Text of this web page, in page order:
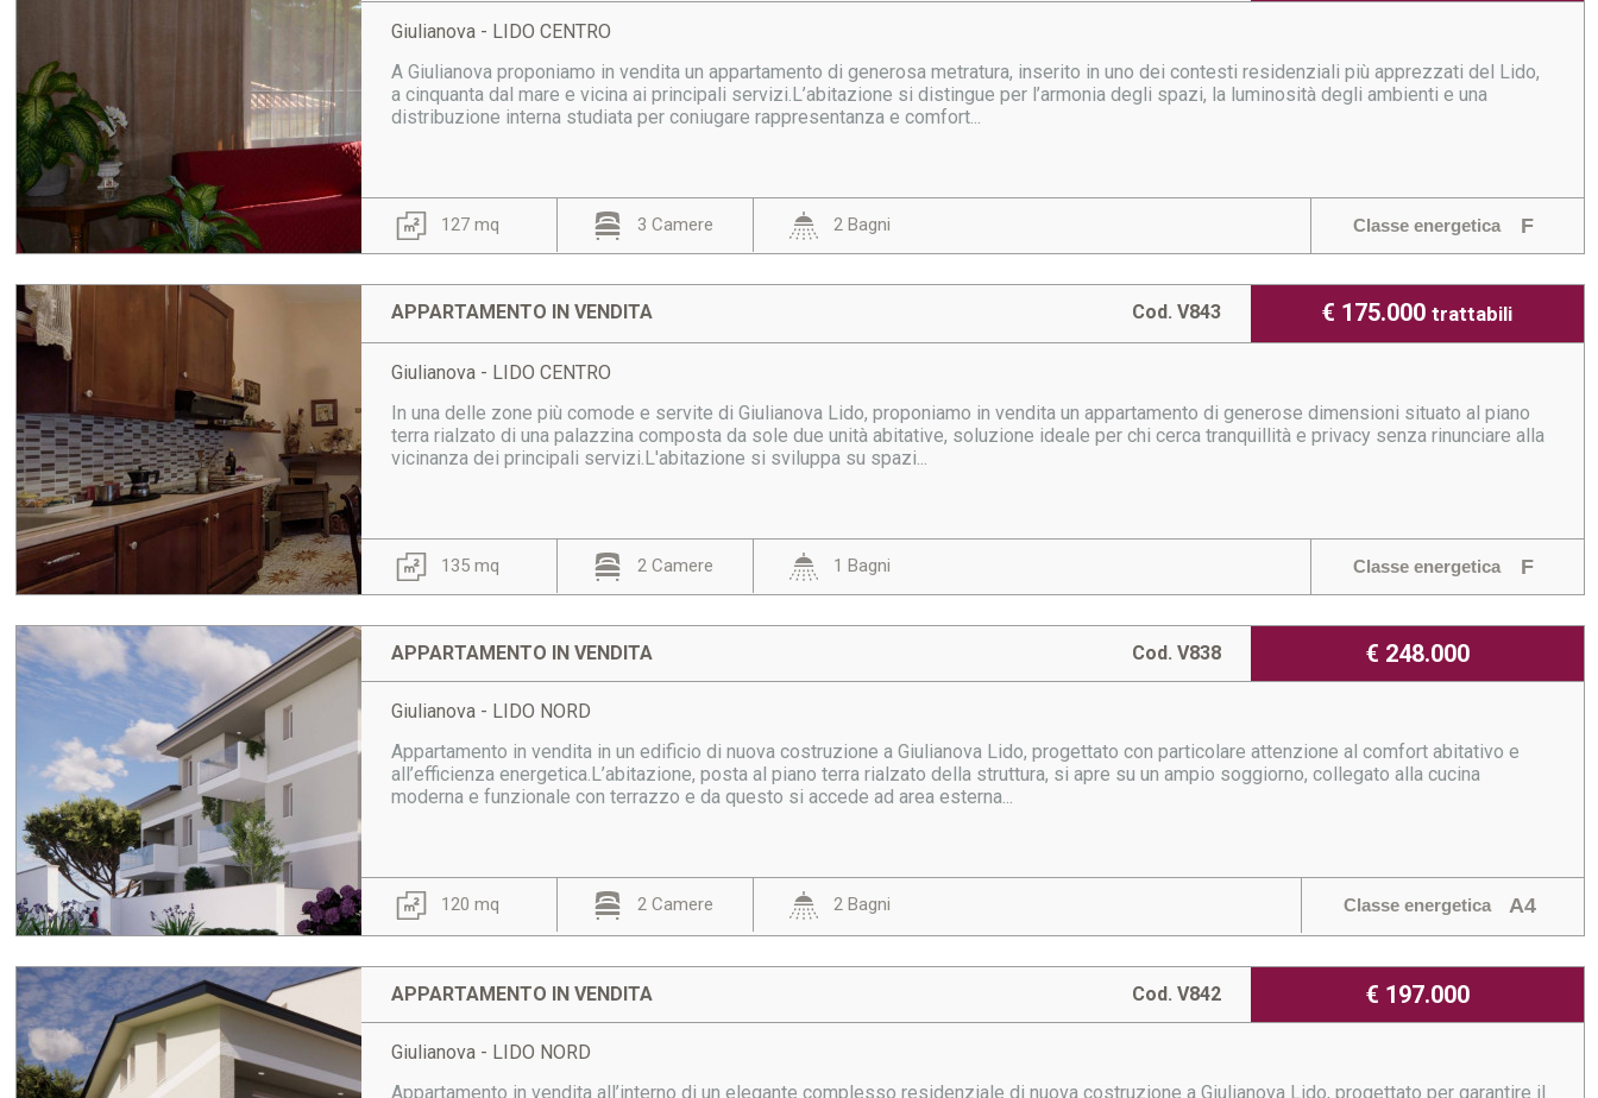
Giulianova - LIDO CENTRO
A Giulianova proponiamo in vendita un appartamento di generosa metratura, inserito in uno dei contesti residenziali più apprezzati del Lido,
a cinquanta dal mare e vicina ai principali servizi.L’abitazione si distingue per l’armonia degli spazi, la luminosità degli ambienti e una
distribuzione interna studiata per coniugare rappresentanza e comfort...
127 mq 3 Camere 2 Bagni Classe energetica F
APPARTAMENTO IN VENDITA € 175.000trattabili
Cod. V843
Giulianova - LIDO CENTRO
In una delle zone più comode e servite di Giulianova Lido, proponiamo in vendita un appartamento di generose dimensioni situato al piano
terra rialzato di una palazzina composta da sole due unità abitative, soluzione ideale per chi cerca tranquillità e privacy senza rinunciare alla
vicinanza dei principali servizi.L'abitazione si sviluppa su spazi...
135 mq 2 Camere 1 Bagni Classe energetica F
APPARTAMENTO IN VENDITA € 248.000
Cod. V838
Giulianova - LIDO NORD
Appartamento in vendita in un edificio di nuova costruzione a Giulianova Lido, progettato con particolare attenzione al comfort abitativo e
all’efficienza energetica.L’abitazione, posta al piano terra rialzato della struttura, si apre su un ampio soggiorno, collegato alla cucina
moderna e funzionale con terrazzo e da questo si accede ad area esterna...
120 mq 2 Camere 2 Bagni Classe energetica A4
APPARTAMENTO IN VENDITA € 197.000
Cod. V842
Giulianova - LIDO NORD
Appartamento in vendita all’interno di un elegante complesso residenziale di nuova costruzione a Giulianova Lido, progettato per garantire il